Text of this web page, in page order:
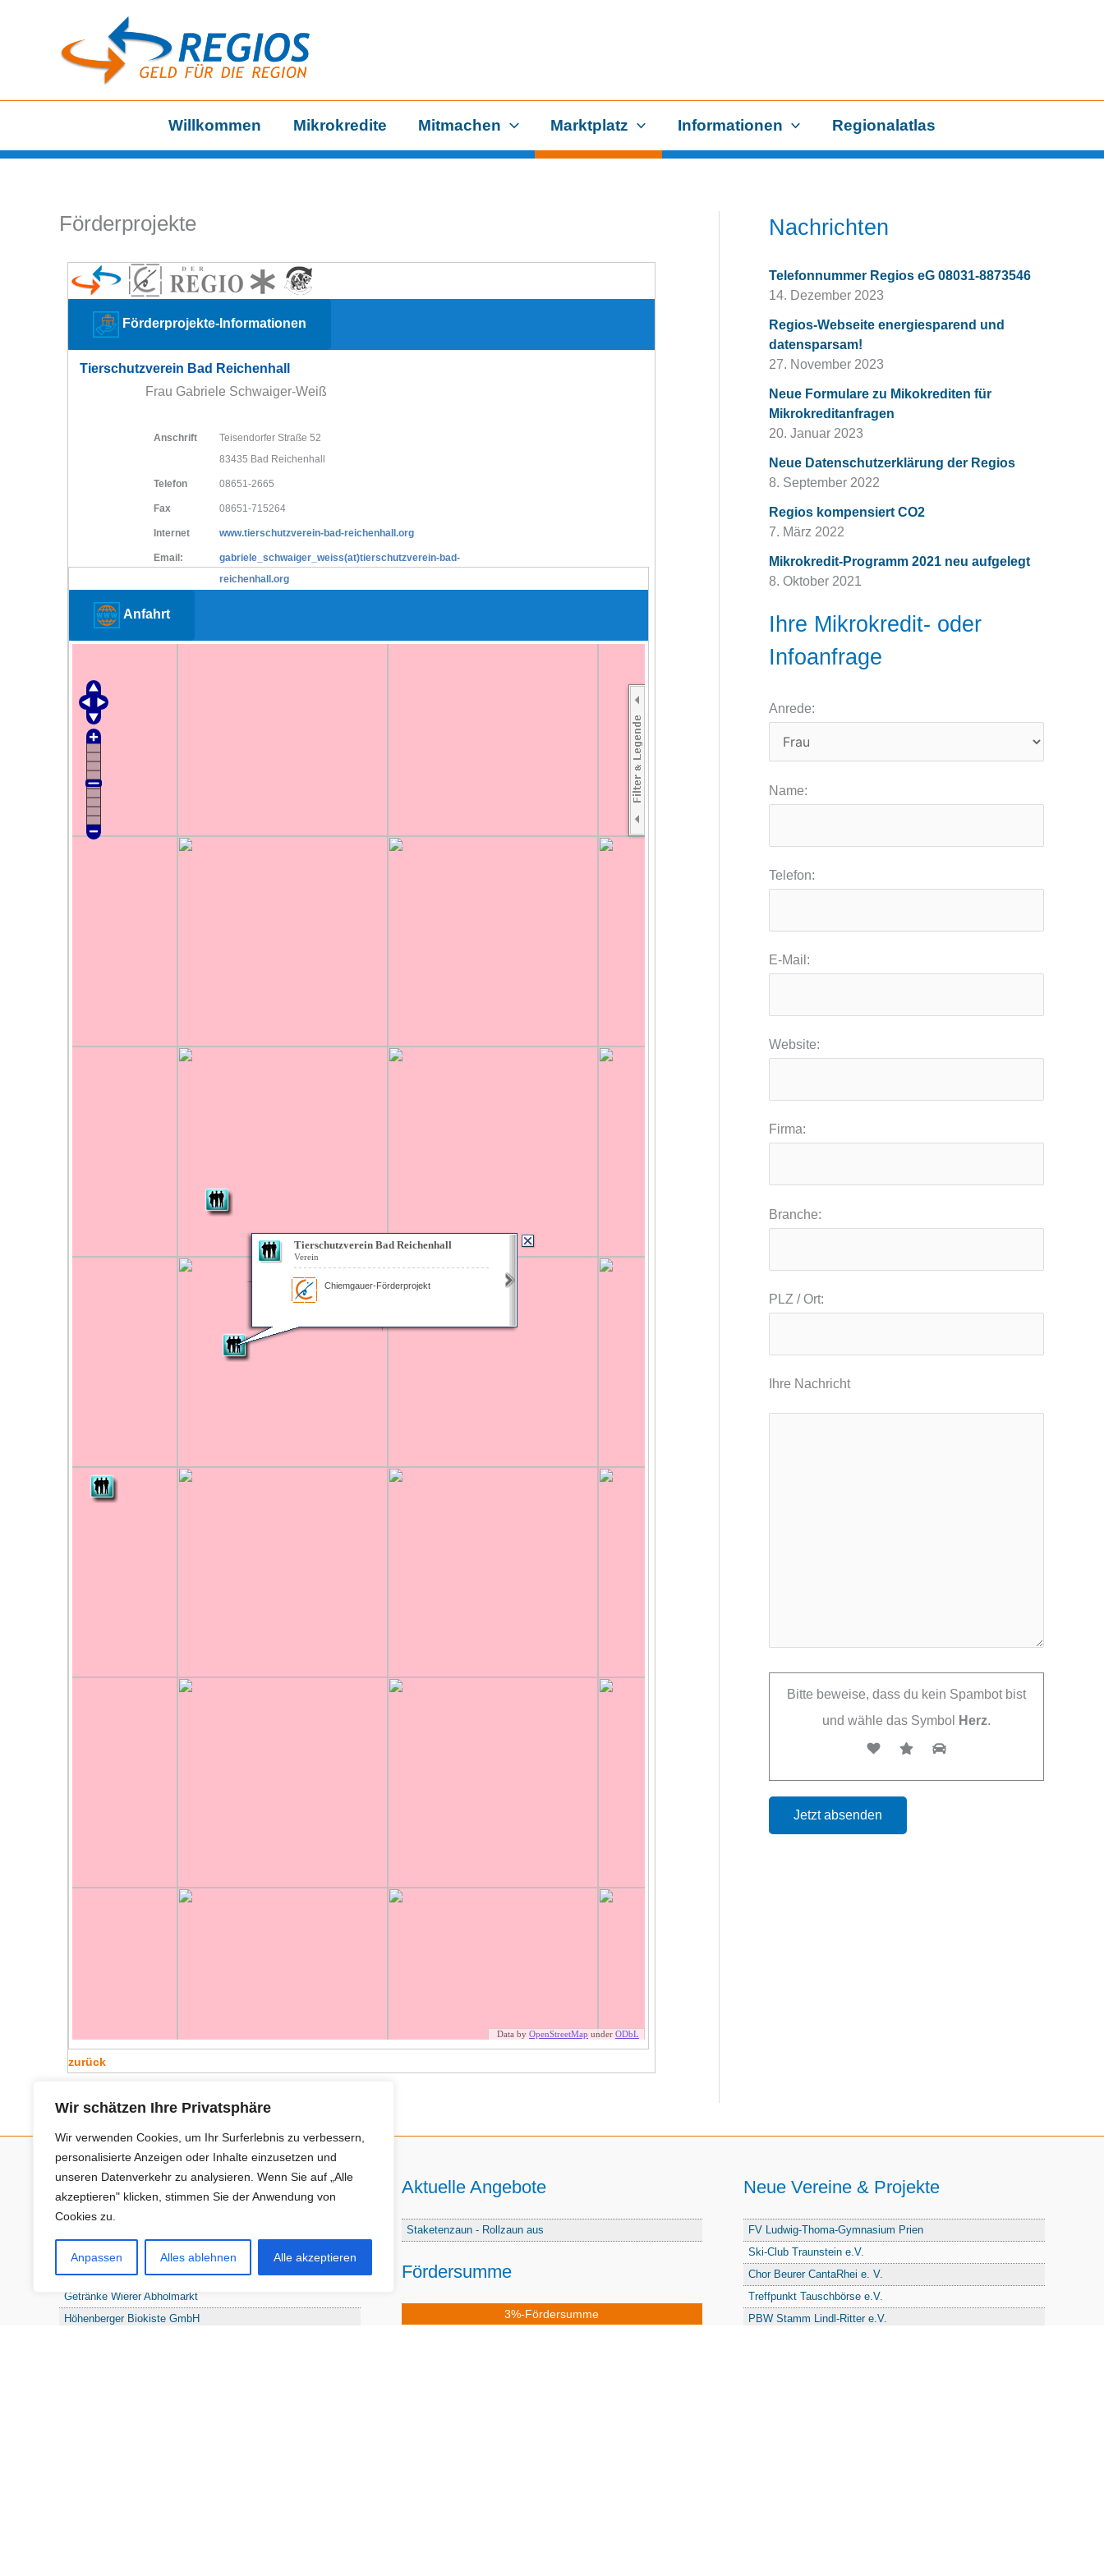
Wir schätzen Ihre Privatsphäre
Wir verwenden Cookies, um Ihr Surferlebnis zu verbessern,
personalisierte Anzeigen oder Inhalte einzusetzen und
unseren Datenverkehr zu analysieren. Wenn Sie auf „Alle
akzeptieren" klicken, stimmen Sie der Anwendung von
Cookies zu.
Anpassen Alles ablehnen Alle akzeptieren
Willkommen Mikrokredite Mitmachen Marktplatz Informationen Regionalatlas
Förderprojekte
Förderprojekte-Informationen
Tierschutzverein Bad Reichenhall
Frau Gabriele Schwaiger-Weiß
Anschrift
Teisendorfer Straße 52
83435 Bad Reichenhall
Telefon 08651-2665
Fax 08651-715264
Internet www.tierschutzverein-bad-reichenhall.org
Email:
gabriele_schwaiger_weiss(at)tierschutzverein-bad-
reichenhall.org
Anfahrt
zurück
Nachrichten
Telefonnummer Regios eG 08031-8873546
14. Dezember 2023
Regios-Webseite energiesparend und
datensparsam!
27. November 2023
Neue Formulare zu Mikokrediten für
Mikrokreditanfragen
20. Januar 2023
Neue Datenschutzerklärung der Regios
8. September 2022
Regios kompensiert CO2
7. März 2022
Mikrokredit-Programm 2021 neu aufgelegt
8. Oktober 2021
Ihre Mikrokredit- oder
Infoanfrage
Anrede:
Name:
Telefon:
E-Mail:
Website:
Firma:
Branche:
PLZ / Ort:
Ihre Nachricht
Bitte beweise, dass du kein Spambot bist
und wähle das Symbol
Herz.
Neue Anbieter
Enne Energieberatung
Impact Hub Traunstein GmbH
Getränke Wierer Abholmarkt
Höhenberger Biokiste GmbH
Aktuelle Angebote
Staketenzaun - Rollzaun aus
Fördersumme
3%-Fördersumme
Neue Vereine & Projekte
FV Ludwig-Thoma-Gymnasium Prien
Ski-Club Traunstein e.V.
Chor Beurer CantaRhei e. V.
Treffpunkt Tauschbörse e.V.
PBW Stamm Lindl-Ritter e.V.